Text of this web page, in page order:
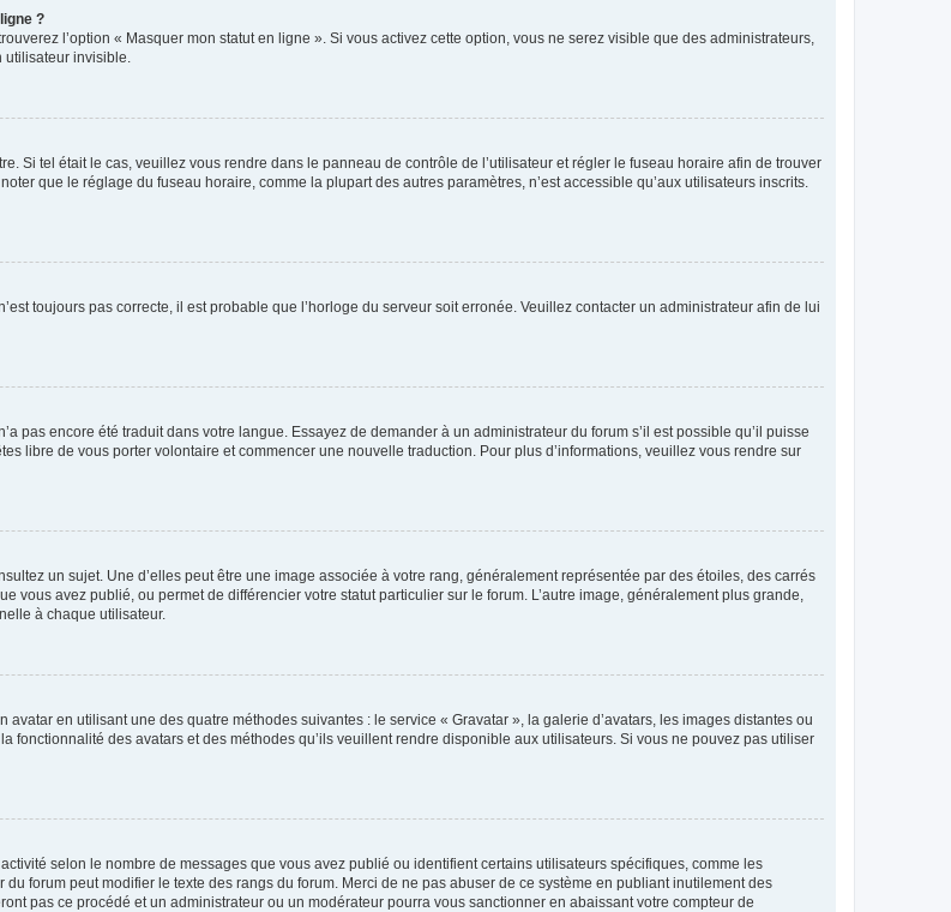
?
l’option « Masquer mon statut en ligne ». Si vous activez cette option, vous ne serez visible que des administrateurs,
invisible.
Si tel était le cas, veuillez vous rendre dans le panneau de contrôle de l’utilisateur et régler le fuseau horaire afin de trouver
que le réglage du fuseau horaire, comme la plupart des autres paramètres, n’est accessible qu’aux utilisateurs inscrits.
toujours pas correcte, il est probable que l’horloge du serveur soit erronée. Veuillez contacter un administrateur afin de lui
pas encore été traduit dans votre langue. Essayez de demander à un administrateur du forum s’il est possible qu’il puisse
libre de vous porter volontaire et commencer une nouvelle traduction. Pour plus d’informations, veuillez vous rendre sur
un sujet. Une d’elles peut être une image associée à votre rang, généralement représentée par des étoiles, des carrés
vous avez publié, ou permet de différencier votre statut particulier sur le forum. L’autre image, généralement plus grande,
à chaque utilisateur.
en utilisant une des quatre méthodes suivantes : le service « Gravatar », la galerie d’avatars, les images distantes ou
fonctionnalité des avatars et des méthodes qu’ils veuillent rendre disponible aux utilisateurs. Si vous ne pouvez pas utiliser
selon le nombre de messages que vous avez publié ou identifient certains utilisateurs spécifiques, comme les
forum peut modifier le texte des rangs du forum. Merci de ne pas abuser de ce système en publiant inutilement des
pas ce procédé et un administrateur ou un modérateur pourra vous sanctionner en abaissant votre compteur de